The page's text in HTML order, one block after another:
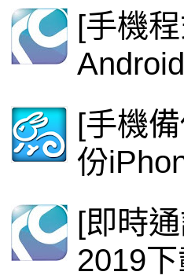
[手機
Android
[手機
份
[即時
2019